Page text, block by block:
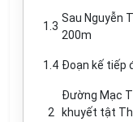
1.3
Sau Nguyễn
200m
1.4 Đoạn kế tiếp
2
Đường Mạc
khuyết tật